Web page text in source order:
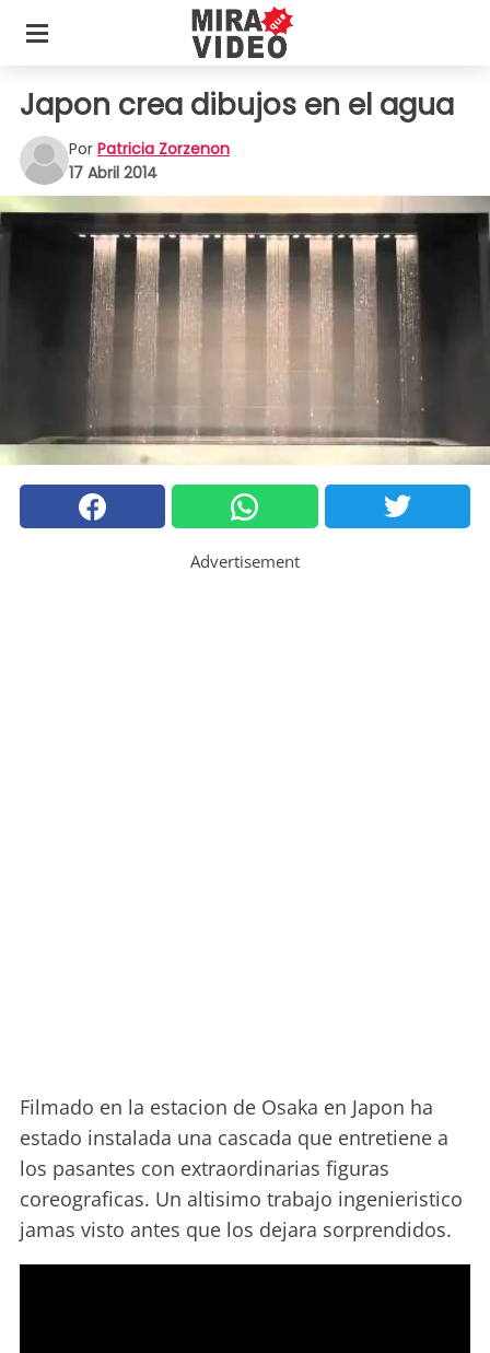
Japon crea dibujos en el agua
Por Patricia Zorzenon
17 Abril 2014
Advertisement
Filmado en la estacion de Osaka en Japon ha
estado instalada una cascada que entretiene a
los pasantes con extraordinarias figuras
coreograficas. Un altisimo trabajo ingenieristico
jamas visto antes que los dejara sorprendidos.